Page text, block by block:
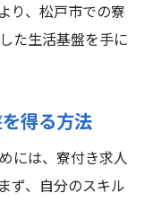
り、松戸市での寮
た生活基盤を手に
得る方法
には、寮付き求人
ず、自分のスキル